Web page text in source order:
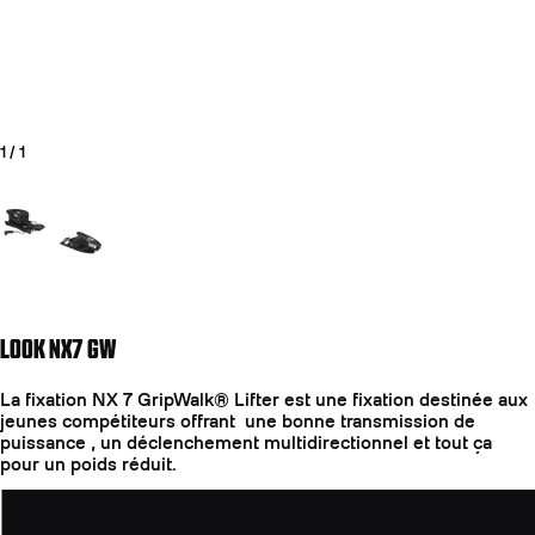
1 / 1
LOOK NX7 GW
La fixation NX 7 GripWalk® Lifter est une fixation destinée aux
jeunes compétiteurs offrant une bonne transmission de
puissance , un déclenchement multidirectionnel et tout ça
pour un poids réduit.